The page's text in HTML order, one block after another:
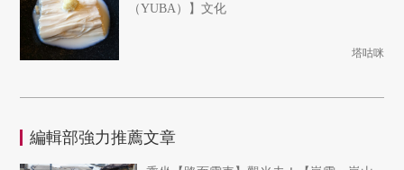
（YUBA）】文化
塔咕咪
編輯部強力推薦文章